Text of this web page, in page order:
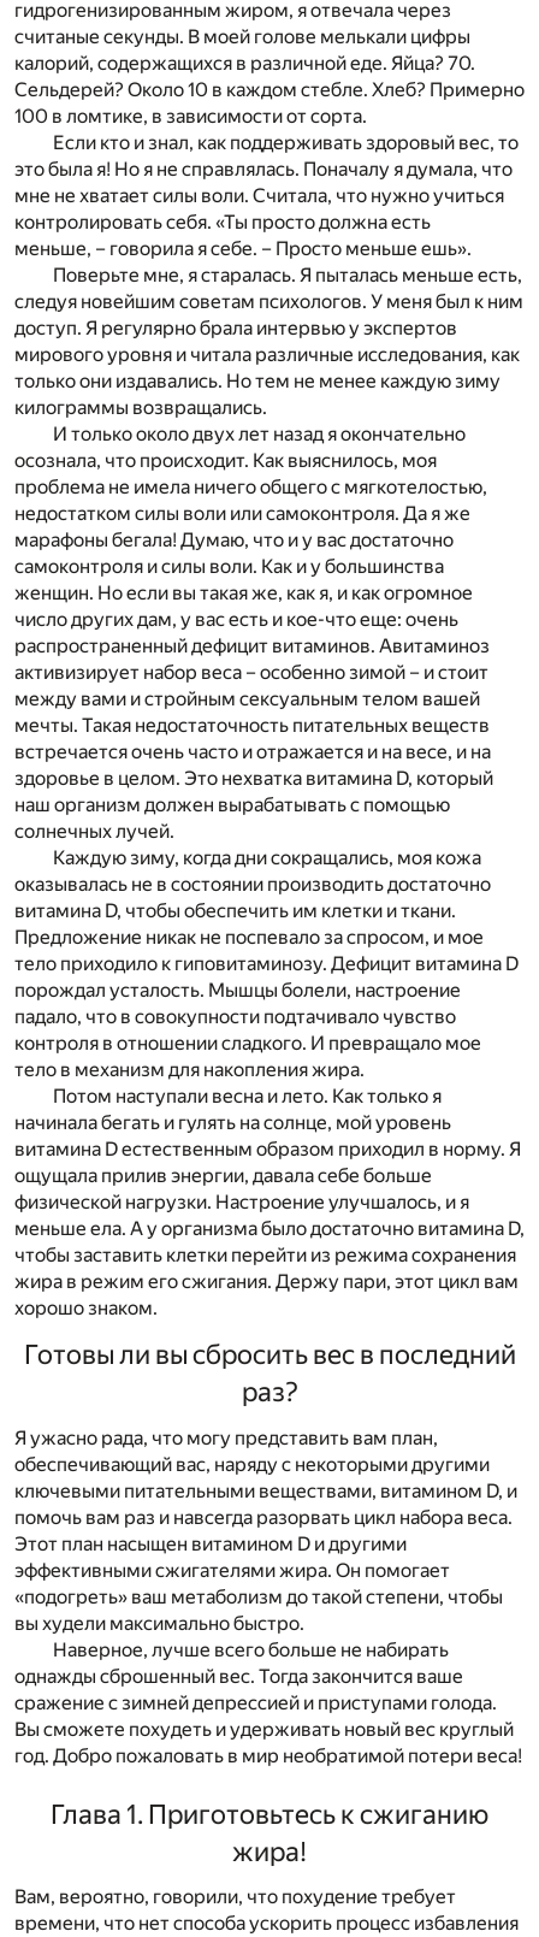
гидрогенизированным жиром, я отвечала через
считаные секунды. В моей голове мелькали цифры
калорий, содержащихся в различной еде. Яйца? 70.
Сельдерей? Около 10 в каждом стебле. Хлеб? Примерно
100 в ломтике, в зависимости от сорта.
Если кто и знал, как поддерживать здоровый вес, то
это была я! Но я не справлялась. Поначалу я думала, что
мне не хватает силы воли. Считала, что нужно учиться
контролировать себя. «Ты просто должна есть
меньше, – говорила я себе. – Просто меньше ешь».
Поверьте мне, я старалась. Я пыталась меньше есть,
следуя новейшим советам психологов. У меня был к ним
доступ. Я регулярно брала интервью у экспертов
мирового уровня и читала различные исследования, как
только они издавались. Но тем не менее каждую зиму
килограммы возвращались.
И только около двух лет назад я окончательно
осознала, что происходит. Как выяснилось, моя
проблема не имела ничего общего с мягкотелостью,
недостатком силы воли или самоконтроля. Да я же
марафоны бегала! Думаю, что и у вас достаточно
самоконтроля и силы воли. Как и у большинства
женщин. Но если вы такая же, как я, и как огромное
число других дам, у вас есть и кое-что еще: очень
распространенный дефицит витаминов. Авитаминоз
активизирует набор веса – особенно зимой – и стоит
между вами и стройным сексуальным телом вашей
мечты. Такая недостаточность питательных веществ
встречается очень часто и отражается и на весе, и на
здоровье в целом. Это нехватка витамина D, который
наш организм должен вырабатывать с помощью
солнечных лучей.
Каждую зиму, когда дни сокращались, моя кожа
оказывалась не в состоянии производить достаточно
витамина D, чтобы обеспечить им клетки и ткани.
Предложение никак не поспевало за спросом, и мое
тело приходило к гиповитаминозу. Дефицит витамина D
порождал усталость. Мышцы болели, настроение
падало, что в совокупности подтачивало чувство
контроля в отношении сладкого. И превращало мое
тело в механизм для накопления жира.
Потом наступали весна и лето. Как только я
начинала бегать и гулять на солнце, мой уровень
витамина D естественным образом приходил в норму. Я
ощущала прилив энергии, давала себе больше
физической нагрузки. Настроение улучшалось, и я
меньше ела. А у организма было достаточно витамина D,
чтобы заставить клетки перейти из режима сохранения
жира в режим его сжигания. Держу пари, этот цикл вам
хорошо знаком.
Готовы ли вы сбросить вес в последний
раз?
Я ужасно рада, что могу представить вам план,
обеспечивающий вас, наряду с некоторыми другими
ключевыми питательными веществами, витамином D, и
помочь вам раз и навсегда разорвать цикл набора веса.
Этот план насыщен витамином D и другими
эффективными сжигателями жира. Он помогает
«подогреть» ваш метаболизм до такой степени, чтобы
вы худели максимально быстро.
Наверное, лучше всего больше не набирать
однажды сброшенный вес. Тогда закончится ваше
сражение с зимней депрессией и приступами голода.
Вы сможете похудеть и удерживать новый вес круглый
год. Добро пожаловать в мир необратимой потери веса!
Глава 1. Приготовьтесь к сжиганию
жира!
Вам, вероятно, говорили, что похудение требует
времени, что нет способа ускорить процесс избавления